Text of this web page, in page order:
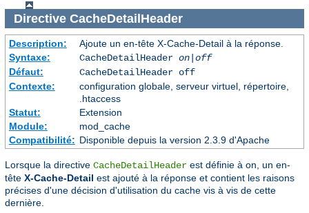
Directive CacheDetailHeader
Description:
Ajoute un en-tête X-Cache-Detail à la réponse.
Syntaxe:
CacheDetailHeader on|off
Défaut:
CacheDetailHeader off
Contexte:
configuration globale, serveur virtuel, répertoire,
.htaccess
Statut:
Extension
Module:
mod_cache
Compatibilité: Disponible depuis la version 2.3.9 d'Apache
Lorsque la directive CacheDetailHeader est définie à on, un en-
tête X-Cache-Detail est ajouté à la réponse et contient les raisons
précises d'une décision d'utilisation du cache vis à vis de cette
dernière.